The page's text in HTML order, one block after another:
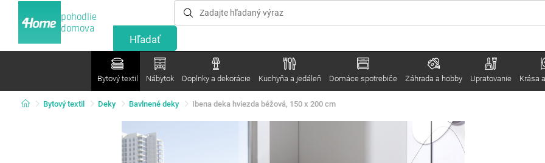
pohodlie
domova
Bytový textil Nábytok Doplnky a dekorácie Kuchyňa a jedáleň Domáce spotrebiče Záhrada a hobby Upratovanie Krása
Bytový textil Deky Bavlnené deky Ibena deka hviezda béžová, 150 x 200 cm